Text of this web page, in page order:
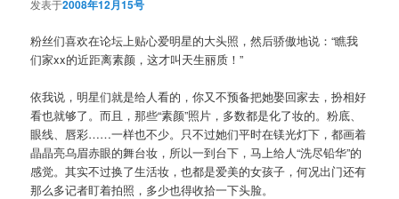
发表于2008年12月15号
粉丝们喜欢在论坛上贴心爱明星的大头照，然后骄傲地说：“瞧我
们家xx的近距离素颜，这才叫天生丽质！”
依我说，明星们就是给人看的，你又不预备把她娶回家去，扮相好
看也就够了。而且，那些“素颜”照片，多数都是化了妆的。粉底、
眼线、唇彩……一样也不少。只不过她们平时在镁光灯下，都画着
晶晶亮乌眉赤眼的舞台妆，所以一到台下，马上给人“洗尽铅华”的
感觉。其实不过换了生活妆，也都是爱美的女孩子，何况出门还有
那么多记者盯着拍照，多少也得收拾一下头脸。